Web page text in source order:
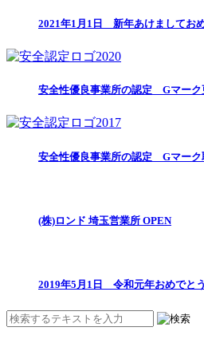
2021年1月1日 新年あけましてお
安全性優良事業所の認定 Gマーク
安全性優良事業所の認定 Gマーク
(株)ロンド 埼玉営業所 OPEN
2019年5月1日 令和元年おめでとう